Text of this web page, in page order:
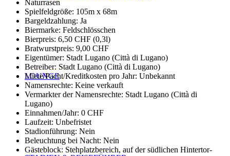
LOUNGE
Naturrasen
Spielfeldgröße: 105m x 68m
Bargeldzahlung: Ja
Biermarke: Feldschlösschen
Bierpreis: 6,50 CHF (0,3l)
Bratwurstpreis: 9,00 CHF
Eigentümer: Stadt Lugano (Città di Lugano)
Betreiber: Stadt Lugano (Città di Lugano)
Miete/Pacht/Kreditkosten pro Jahr: Unbekannt
Namensrechte: Keine verkauft
Vermarkter der Namensrechte: Stadt Lugano (Città di
Lugano)
Einnahmen/Jahr: 0 CHF
Laufzeit: Unbefristet
Stadionführung: Nein
Beleuchtung bei Nacht: Nein
Gästeblock: Stehplatzbereich, auf der südlichen Hintertor-